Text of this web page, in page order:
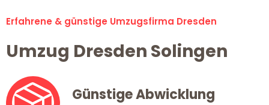
Erfahrene & günstige Umzugsfirma Dresden
Umzug Dresden Solingen
Günstige Abwicklung